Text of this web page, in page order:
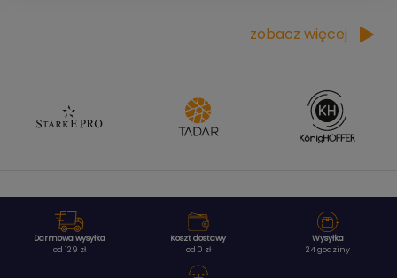
zobacz więcej
Darmowa wysyłka
od 129 zł
Koszt dostawy
od 0 zł
Wysyłka
24 godziny